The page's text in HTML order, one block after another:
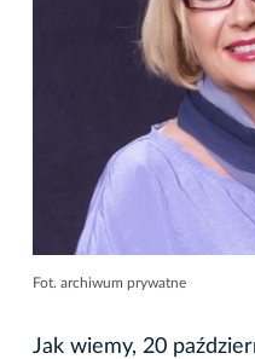
Fot. archiwum prywatne
Jak wiemy, 20